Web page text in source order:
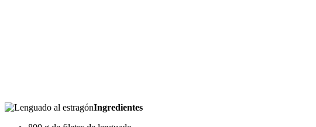
Ingredientes